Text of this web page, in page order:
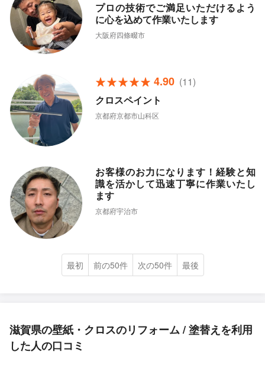
プロの技術でご満足いただけるよう
に心を込めて作業いたします
大阪府四條畷市
4.90 (11)
クロスペイント
京都府京都市山科区
お客様のお力になります！経験と知
識を活かして迅速丁寧に作業いたし
ます
京都府宇治市
最初 前の50件 次の50件 最後
滋賀県の壁紙・クロスのリフォーム / 塗替えを利用
した人の口コミ